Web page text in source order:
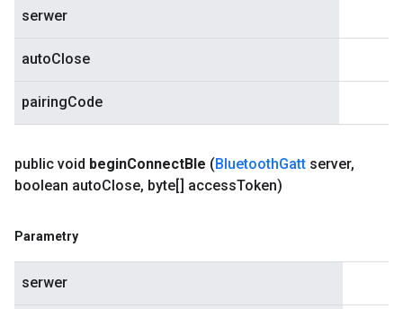
serwer
autoClose
pairingCode
public void beginConnectBle (BluetoothGatt server,
boolean autoClose, byte[] accessToken)
Parametry
serwer